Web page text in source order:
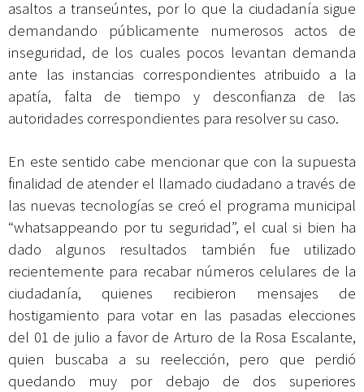
asaltos a transeúntes, por lo que la ciudadanía sigue
demandando públicamente numerosos actos de
inseguridad, de los cuales pocos levantan demanda
ante las instancias correspondientes atribuido a la
apatía, falta de tiempo y desconfianza de las
autoridades correspondientes para resolver su caso.
En este sentido cabe mencionar que con la supuesta
finalidad de atender el llamado ciudadano a través de
las nuevas tecnologías se creó el programa municipal
“whatsappeando por tu seguridad”, el cual si bien ha
dado algunos resultados también fue utilizado
recientemente para recabar números celulares de la
ciudadanía, quienes recibieron mensajes de
hostigamiento para votar en las pasadas elecciones
del 01 de julio a favor de Arturo de la Rosa Escalante,
quien buscaba a su reelección, pero que perdió
quedando muy por debajo de dos superiores